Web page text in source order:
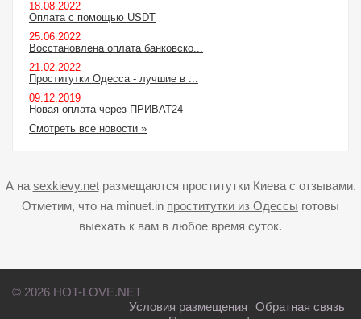
18.08.2022
Оплата с помощью USDT
25.06.2022
Восстановлена оплата банковско...
21.02.2022
Проститутки Одесса - лучшие в ...
09.12.2019
Новая оплата через ПРИВАТ24
Смотреть все новости »
А на sexkievy.netразмещаются проститутки Киева с отзывами.
Отметим, что на minuet.in проститутки из Одессы готовы
выехать к вам в любое время суток.
© 2026 HOT-LOVE.NET
Обратная связь
Условия размещения